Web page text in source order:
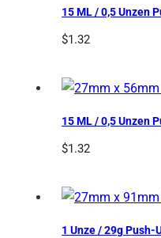
15 ML / 0,5 Unzen
$1.32
15 ML / 0,5 Unzen
$1.32
1 Unze / 29g